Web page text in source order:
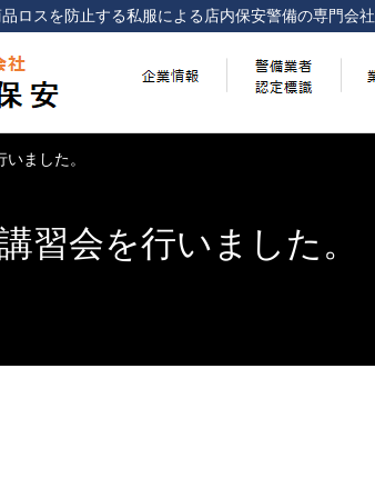
ロスを防止する私服による店内保安警備の専門会社
ました。
習会を行いました。